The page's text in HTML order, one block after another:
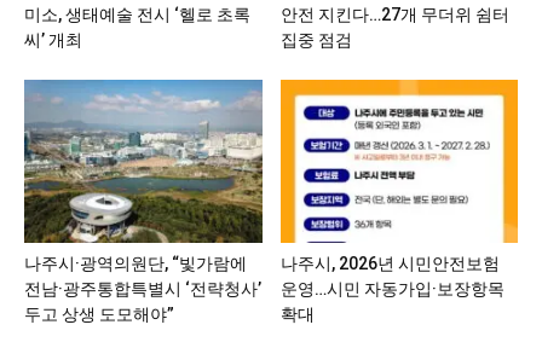
미소, 생태예술 전시 ‘헬로 초록
씨’ 개최
안전 지킨다…27개 무더위 쉼터
집중 점검
나주시·광역의원단, “빛가람에
전남·광주통합특별시 ‘전략청사’
두고 상생 도모해야”
나주시, 2026년 시민안전보험
운영…시민 자동가입·보장항목
확대